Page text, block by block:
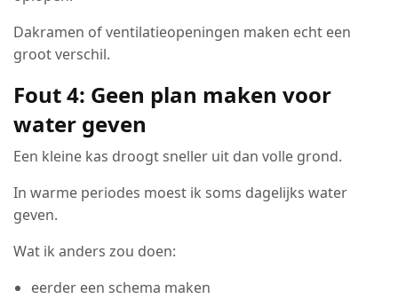
Dakramen of ventilatieopeningen maken echt een
groot verschil.
Fout 4: Geen plan maken voor
water geven
Een kleine kas droogt sneller uit dan volle grond.
In warme periodes moest ik soms dagelijks water
geven.
Wat ik anders zou doen:
eerder een schema maken